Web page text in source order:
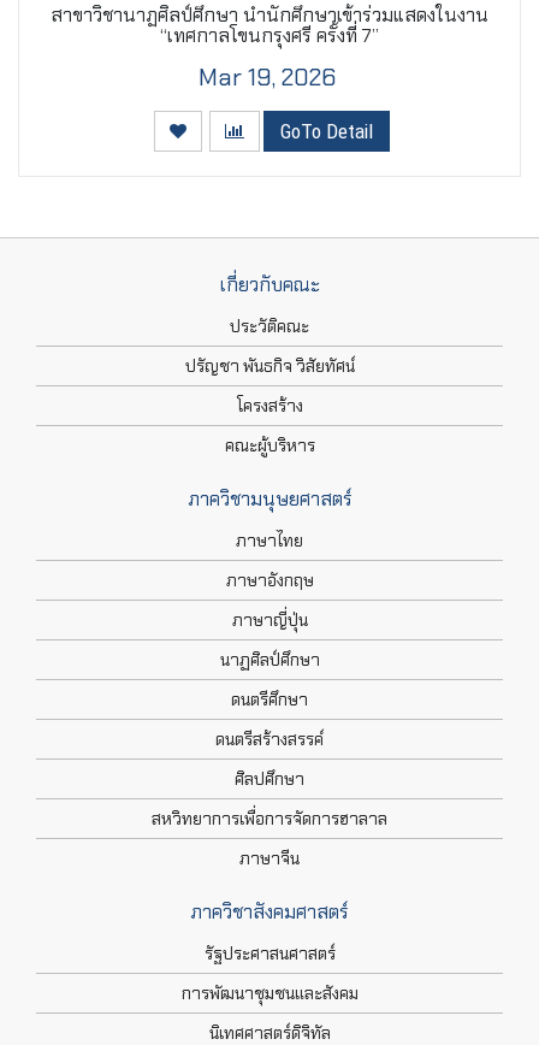
สาขาวิชานาฏศิลป์ศึกษา นำนักศึกษาเข้าร่วมแสดงในงาน
“เทศกาลโขนกรุงศรี ครั้งที่ 7”
Mar 19, 2026
GoTo Detail
เกี่ยวกับคณะ
ประวัติคณะ
ปรัญชา พันธกิจ วิสัยทัศน์
โครงสร้าง
คณะผู้บริหาร
ภาควิชามนุษยศาสตร์
ภาษาไทย
ภาษาอังกฤษ
ภาษาญี่ปุ่น
นาฏศิลป์ศึกษา
ดนตรีศึกษา
ดนตรีสร้างสรรค์
ศิลปศึกษา
สหวิทยาการเพื่อการจัดการฮาลาล
ภาษาจีน
ภาควิชาสังคมศาสตร์
รัฐประศาสนศาสตร์
การพัฒนาชุมชนและสังคม
นิเทศศาสตร์ดิจิทัล